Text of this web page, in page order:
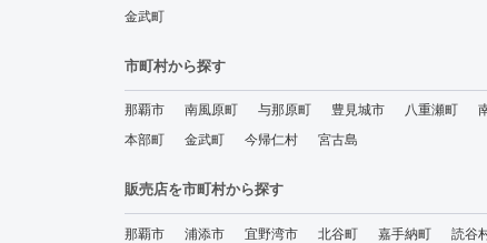
金武町
市町村から探す
那覇市 南風原町 与那原町 豊見城市 八重瀬町
本部町
金武町 今帰仁村 宮古島
販売店を市町村から探す
那覇市 浦添市 宜野湾市 北谷町 嘉手納町 読谷